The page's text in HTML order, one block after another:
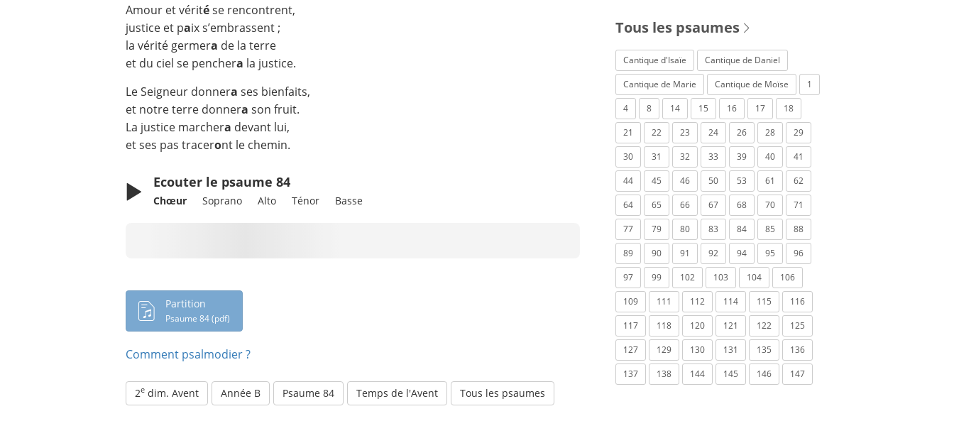
Amour et véritése rencontrent,
justice et paix s’embrassent ;
la vérité germera de la terre
et du ciel se penchera la justice.
Le Seigneur donnera ses bienfaits,
et notre terre donnera son fruit.
La justice marchera devant lui,
et ses pas traceront le chemin.
Ecouter le psaume 84
Chœur Soprano Alto Ténor Basse
Partition
Psaume 84 (pdf)
Comment psalmodier ?
2e dim. Avent Année B Psaume 84 Temps de l'Avent Tous les psaumes
Tous les psaumes
Cantique d'Isaïe
Cantique de Daniel
Cantique de Marie
Cantique de Moïse
1
4
8 14 15 16 17
18
21
22 23 24 26 28
29
30
31 32 33 39 40
41
44
45 46 50 53 61
62
64
65 66 67 68 70
71
77
79 80 83 84 85
88
89
90 91 92 94 95
96
97
99 102 103 104
106
109
111 112 114 115
116
117
118 120 121 122
125
127
129 130 131 135
136
137
138 144 145 146 147